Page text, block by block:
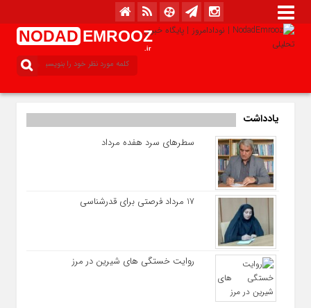
NODAD EMROOZ
.ir
یادداشت
سطرهای سرد هفده مرداد
17 مرداد فرصتی برای قدرشناسی
روایت خستگی‌ های شیرین در مرز